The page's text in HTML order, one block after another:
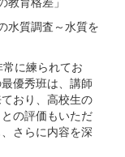
水質調査～水質を
に練られてお
優秀班は、講師
おり、高校生の
の評価もいただ
さらに内容を深